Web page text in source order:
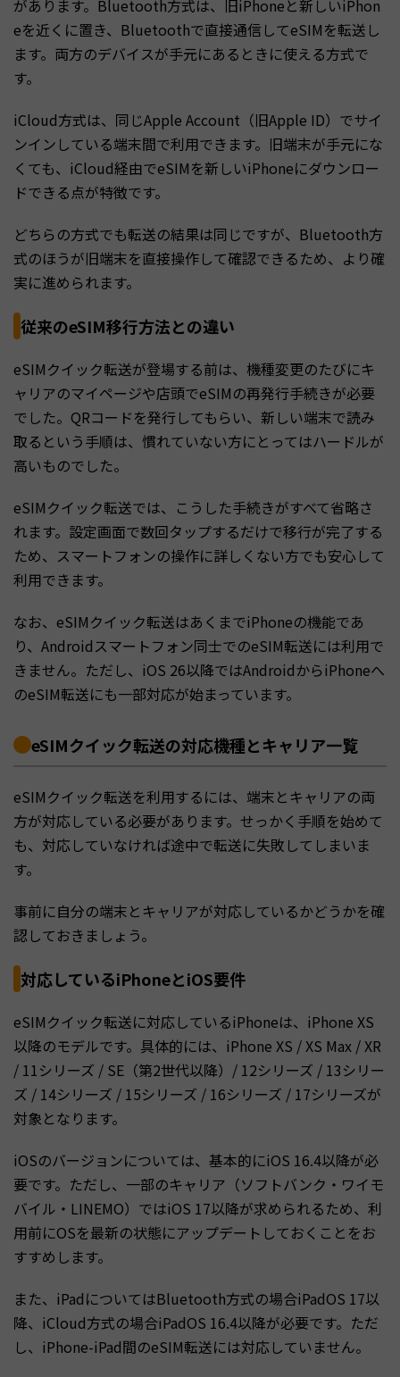
があります。Bluetooth方式は、旧iPhoneと新しいiPhon
eを近くに置き、Bluetoothで直接通信してeSIMを転送し
ます。両方のデバイスが手元にあるときに使える方式で
す。
iCloud方式は、同じApple Account（旧Apple ID）でサイ
ンインしている端末間で利用できます。旧端末が手元にな
くても、iCloud経由でeSIMを新しいiPhoneにダウンロー
ドできる点が特徴です。
どちらの方式でも転送の結果は同じですが、Bluetooth方
式のほうが旧端末を直接操作して確認できるため、より確
実に進められます。
従来のeSIM移行方法との違い
eSIMクイック転送が登場する前は、機種変更のたびにキ
ャリアのマイページや店頭でeSIMの再発行手続きが必要
でした。QRコードを発行してもらい、新しい端末で読み
取るという手順は、慣れていない方にとってはハードルが
高いものでした。
eSIMクイック転送では、こうした手続きがすべて省略さ
れます。設定画面で数回タップするだけで移行が完了する
ため、スマートフォンの操作に詳しくない方でも安心して
利用できます。
なお、eSIMクイック転送はあくまでiPhoneの機能であ
り、Androidスマートフォン同士でのeSIM転送には利用で
きません。ただし、iOS 26以降ではAndroidからiPhoneへ
のeSIM転送にも一部対応が始まっています。
eSIMクイック転送の対応機種とキャリア一覧
eSIMクイック転送を利用するには、端末とキャリアの両
方が対応している必要があります。せっかく手順を始めて
も、対応していなければ途中で転送に失敗してしまいま
す。
事前に自分の端末とキャリアが対応しているかどうかを確
認しておきましょう。
対応しているiPhoneとiOS要件
eSIMクイック転送に対応しているiPhoneは、iPhone XS
以降のモデルです。具体的には、iPhone XS / XS Max / XR
/ 11シリーズ / SE（第2世代以降）/ 12シリーズ / 13シリー
ズ / 14シリーズ / 15シリーズ / 16シリーズ / 17シリーズが
対象となります。
iOSのバージョンについては、基本的にiOS 16.4以降が必
要です。ただし、一部のキャリア（ソフトバンク・ワイモ
バイル・LINEMO）ではiOS 17以降が求められるため、利
用前にOSを最新の状態にアップデートしておくことをお
すすめします。
また、iPadについてはBluetooth方式の場合iPadOS 17以
降、iCloud方式の場合iPadOS 16.4以降が必要です。ただ
し、iPhone-iPad間のeSIM転送には対応していません。